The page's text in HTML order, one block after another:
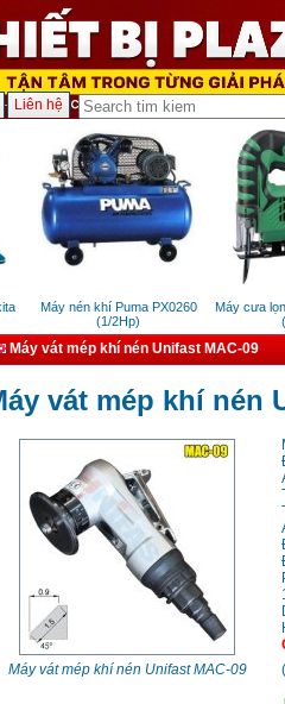
Liên hệ
Máy nén khí Puma PX0260
(1/2Hp)
Máy cưa
Máy vát mép khí nén Unifast MAC-09
vát mép khí nén
Máy vát mép khí nén Unifast MAC-09
(